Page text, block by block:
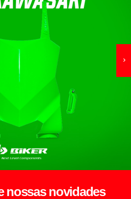
nossas novidades